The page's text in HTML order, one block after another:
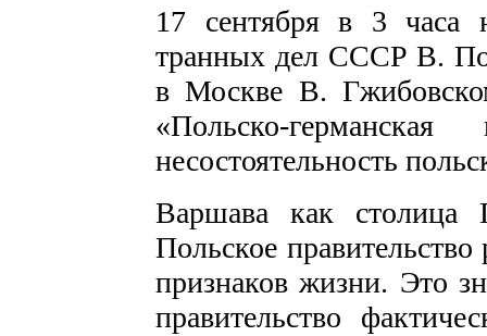
17 сентября в 3 часа
транных дел СССР В.
в Москве В.
«Польско-
несостоятельность
Варшава как столица
Польское
признаков жизни. Это
правительство